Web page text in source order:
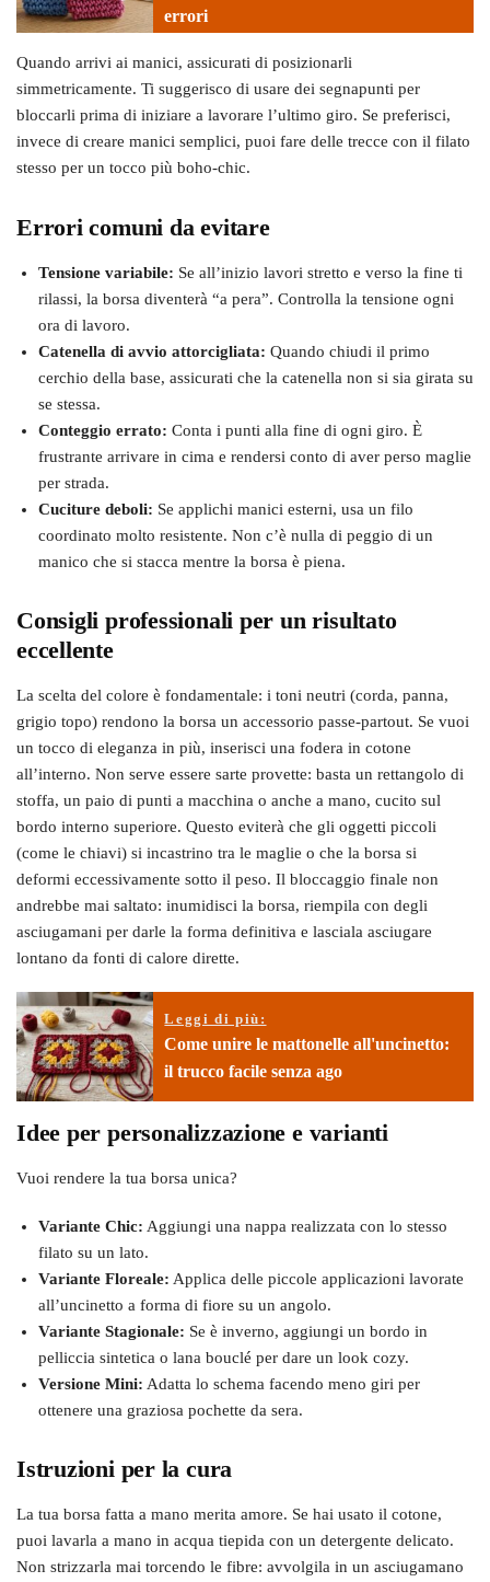
errori
Quando arrivi ai manici, assicurati di posizionarli
simmetricamente. Ti suggerisco di usare dei segnapunti per
bloccarli prima di iniziare a lavorare l’ultimo giro. Se preferisci,
invece di creare manici semplici, puoi fare delle trecce con il filato
stesso per un tocco più boho-chic.
Errori comuni da evitare
Tensione variabile: Se all’inizio lavori stretto e verso la fine ti
rilassi, la borsa diventerà “a pera”. Controlla la tensione ogni
ora di lavoro.
Catenella di avvio attorcigliata: Quando chiudi il primo
cerchio della base, assicurati che la catenella non si sia girata su
se stessa.
Conteggio errato: Conta i punti alla fine di ogni giro. È
frustrante arrivare in cima e rendersi conto di aver perso maglie
per strada.
Cuciture deboli: Se applichi manici esterni, usa un filo
coordinato molto resistente. Non c’è nulla di peggio di un
manico che si stacca mentre la borsa è piena.
Consigli professionali per un risultato
eccellente
La scelta del colore è fondamentale: i toni neutri (corda, panna,
grigio topo) rendono la borsa un accessorio passe-partout. Se vuoi
un tocco di eleganza in più, inserisci una fodera in cotone
all’interno. Non serve essere sarte provette: basta un rettangolo di
stoffa, un paio di punti a macchina o anche a mano, cucito sul
bordo interno superiore. Questo eviterà che gli oggetti piccoli
(come le chiavi) si incastrino tra le maglie o che la borsa si
deformi eccessivamente sotto il peso. Il bloccaggio finale non
andrebbe mai saltato: inumidisci la borsa, riempila con degli
asciugamani per darle la forma definitiva e lasciala asciugare
lontano da fonti di calore dirette.
Leggi di più:
Come unire le mattonelle all'uncinetto:
il trucco facile senza ago
Idee per personalizzazione e varianti
Vuoi rendere la tua borsa unica?
Variante Chic: Aggiungi una nappa realizzata con lo stesso
filato su un lato.
Variante Floreale: Applica delle piccole applicazioni lavorate
all’uncinetto a forma di fiore su un angolo.
Variante Stagionale: Se è inverno, aggiungi un bordo in
pelliccia sintetica o lana bouclé per dare un look cozy.
Versione Mini: Adatta lo schema facendo meno giri per
ottenere una graziosa pochette da sera.
Istruzioni per la cura
La tua borsa fatta a mano merita amore. Se hai usato il cotone,
puoi lavarla a mano in acqua tiepida con un detergente delicato.
Non strizzarla mai torcendo le fibre: avvolgila in un asciugamano